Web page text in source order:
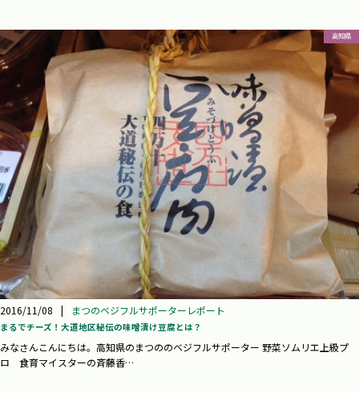
高知県
2016/11/08 | まつのベジフルサポーターレポート
まるでチーズ！大道地区秘伝の味噌漬け豆腐とは？
みなさんこんにちは。高知県のまつののベジフルサポーター 野菜ソムリエ上級プ
ロ 食育マイスターの斉藤香…